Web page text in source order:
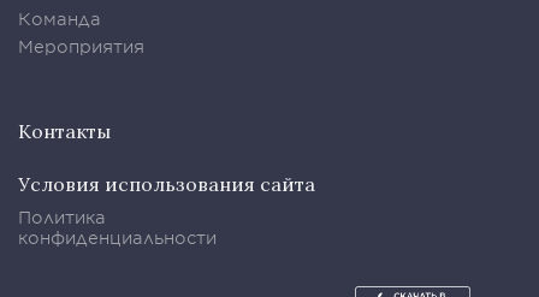
Команда
Мероприятия
Контакты
Условия использования сайта
Политика
конфиденциальности